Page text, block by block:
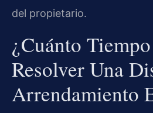
del propietario.
¿Cuánto
Resolver Una
Arrendamiento